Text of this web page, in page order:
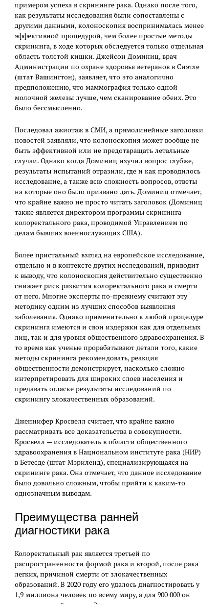
примером успеха в скрининге рака. Однако после того,
как результаты исследования были сопоставлены с
другими данными, колоноскопия воспринималась менее
эффективной процедурой, чем более простые методы
скрининга, в ходе которых обследуется только отдельная
область толстой кишки. Джейсон Доминиц, врач
Администрации по охране здоровья ветеранов в Сиэтле
(штат Вашингтон), заявляет, что это аналогично
предположению, что маммография только одной
молочной железы лучше, чем сканирование обеих. Это
было бессмысленно.
Последовал ажиотаж в СМИ, а прямолинейные заголовки
новостей заявляли, что колоноскопия может вообще не
быть эффективной или не предотвращать летальные
случаи. Однако когда Доминиц изучил вопрос глубже,
результаты испытаний отразили, где и как проводилось
исследование, а также всю сложность вопросов, ответы
на которые оно было призвано дать. Доминиц отмечает,
что крайне важно не просто читать заголовок (Доминиц
также является директором программы скрининга
колоректального рака, проводимой Управлением по
делам бывших военнослужащих США).
Более пристальный взгляд на европейское исследование,
отдельно и в контексте других исследований, приводит
к выводу, что колоноскопия действительно существенно
снижает риск развития колоректального рака и смерти
от него. Многие эксперты по-прежнему считают эту
методику одним из лучших способов выявления
заболевания. Однако применительно к любой процедуре
скрининга имеются и свои издержки как для отдельных
лиц, так и для уровня общественного здравоохранения. В
то время как ученые прорабатывают детали того, какие
методы скрининга рекомендовать, реакция
общественности демонстрирует, насколько сложно
интерпретировать для широких слоев населения и
предавать огласке результаты исследований по
скринингу злокачественных образований.
Дженнифер Кросвелл считает, что крайне важно
рассматривать все доказательства в совокупности.
Кросвелл — исследователь в области общественного
здравоохранения в Национальном институте рака (НИР)
в Бетесде (штат Мэриленд), специализирующаяся на
скрининге рака. Она отмечает, что данное исследование
было довольно сложным, чтобы прийти к каким-то
однозначным выводам.
Преимущества ранней
диагностики рака
Колоректальный рак является третьей по
распространенности формой рака и второй, после рака
легких, причиной смерти от злокачественных
образований. В 2020 году его удалось диагностировать у
1,9 миллиона человек по всему миру, а для 900 000 он